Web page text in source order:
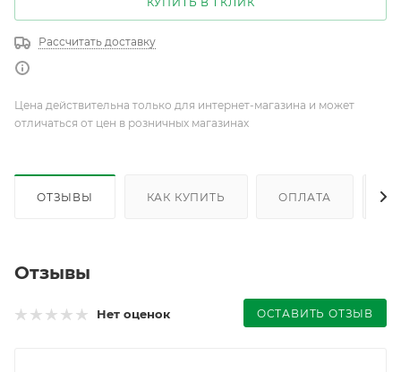
Рассчитать доставку
Цена действительна только для интернет-магазина и может
отличаться от цен в розничных магазинах
ОТЗЫВЫ КАК КУПИТЬ ОПЛАТА
Отзывы
Нет оценок ОСТАВИТЬ ОТЗЫВ